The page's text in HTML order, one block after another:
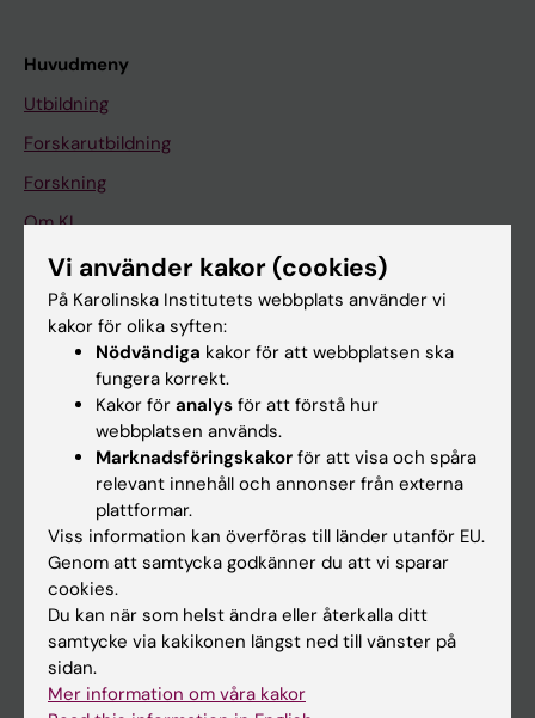
Huvudmeny
Utbildning
Forskarutbildning
Forskning
Om KI
På gång
Nyheter
Kalender
Schema
Studentmejlen
Kurs- och programwebbar
Student på KI
Vi använder kakor (cookies)
På Karolinska Institutets webbplats använder vi
kakor för olika syften:
Nödvändiga kakor för att webbplatsen ska
fungera korrekt.
Kakor för analys för att förstå hur
webbplatsen används.
Marknadsföringskakor för att visa och spåra
relevant innehåll och annonser från externa
plattformar.
Viss information kan överföras till länder utanför EU.
Genom att samtycka godkänner du att vi sparar
cookies.
Du kan när som helst ändra eller återkalla ditt
samtycke via kakikonen längst ned till vänster på
sidan.
Mer information om våra kakor